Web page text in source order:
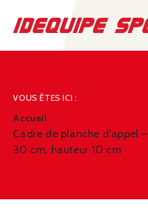
VOUS ÊTES ICI :
Accueil
Cadre de planche d’appel
30 cm, hauteur 10 cm